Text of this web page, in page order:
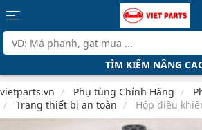
TÌM KIẾM NÂNG
vietparts.vn Phụ tùng Chính Hãng
Trang thiết bị an toàn
Hộp điều